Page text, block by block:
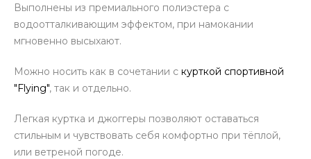
Выполнены из премиального полиэстера с
водоотталкивающим эффектом, при намокании
мгновенно высыхают.
Можно носить как в сочетании с курткой спортивной
"Flying", так и отдельно.
Легкая куртка и джоггеры позволяют оставаться
стильным и чувствовать себя комфортно при тёплой,
или ветреной погоде.